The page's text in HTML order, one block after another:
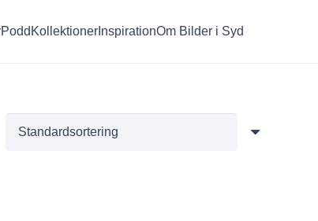
Podd Kollektioner InspirationOm Bilder i Syd